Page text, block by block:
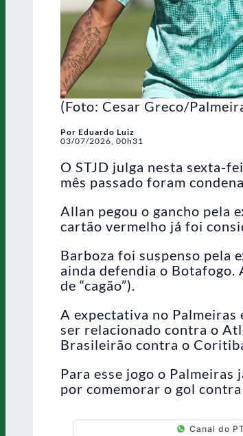
(Foto: Cesar Greco/
Por Eduardo Luiz
03/07/2026, 00h31
O STJD julga nesta sexta-
mês passado foram
Allan pegou o gancho pela
cartão vermelho já foi
Barboza foi suspenso pela
ainda defendia o Botafogo.
de “cagão”).
A expectativa no Palmeiras
ser relacionado contra o
Brasileirão contra o
Para esse jogo o
por comemorar o gol
Canal do